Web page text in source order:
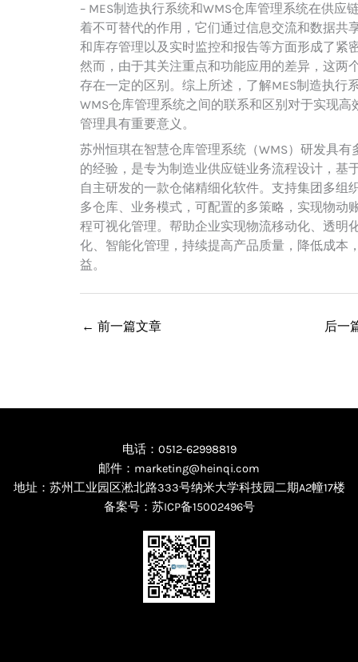
– MES制造执行系统和WMS仓库管理系统在供应
着不可替代的作用，它们通过信息交流和数据共
和库存管理以及实时监控和报告等方面形成了紧
然而，由于其关注重点和功能应用的差异，这两
存在一定的区别。综上所述，了解MES制造执行
WMS仓库管理系统之间的联系和区别对于实现高
管理具有重要意义。
苏州恒琪在智慧仓库管理系统（WMS）研发具有
的经验，是专为制造业供应链业务流程设计，基
自主研发的一款仓储精细化软件。支持集团多组
多仓库、业务模式，可配置的多策略，实现物动
程可视化管理。帮助企业实现物流移动化、透明
化、智能化管理，持续提高产品质量，降低成本
益。
← 前一篇文章 后一
电话：0512-62998819
邮件：marketing@heinqi.com
地址：苏州工业园区淞北路333号纳米大学科技园二期A2幢17楼
备案号： 苏ICP备15002496号